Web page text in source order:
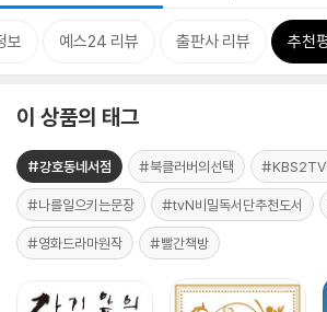
보 예스24 리뷰 출판사 리뷰 추천
이 상품의 태그
#강호동네서점 #북클러버의선택 #KBS2TV
#나를일으키는문장 #tvN비밀독서단추천도서
#영화드라마원작 #빨간책방